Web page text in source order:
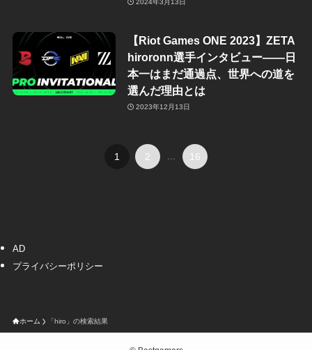
2024年3月13日
【Riot Games ONE 2023】ZETA
hiroronn選手インタビュー——日
本一はまだ通過点、世界への道を
選んだ理由とは
2023年12月13日
1 2 ... 16
AD
プライバシーポリシー
ホーム 「hiro」の検索結果